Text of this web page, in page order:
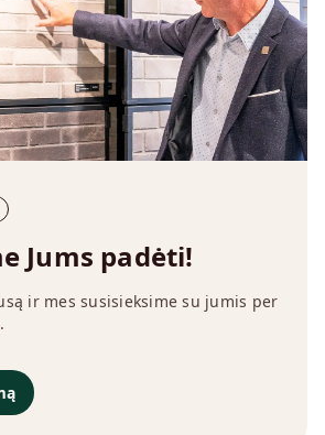
Jums padėti!
ir mes susisieksime su jumis per